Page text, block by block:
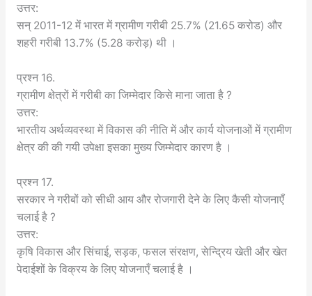
उत्तर:
सन् 2011-12 में भारत में ग्रामीण गरीबी 25.7% (21.65 करोड) और
शहरी गरीबी 13.7% (5.28 करोड़) थी ।
प्रश्न 16.
ग्रामीण क्षेत्रों में गरीबी का जिम्मेदार किसे माना जाता है ?
उत्तर:
भारतीय अर्थव्यवस्था में विकास की नीति में और कार्य योजनाओं में ग्रामीण
क्षेत्र की की गयी उपेक्षा इसका मुख्य जिम्मेदार कारण है ।
प्रश्न 17.
सरकार ने गरीबों को सीधी आय और रोजगारी देने के लिए कैसी योजनाएँ
चलाई है ?
उत्तर:
कृषि विकास और सिंचाई, सड़क, फसल संरक्षण, सेन्द्रिय खेती और खेत
पेदाईशों के विक्रय के लिए योजनाएँ चलाई है ।